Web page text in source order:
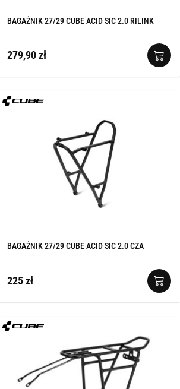
BAGAŻNIK 27/29 CUBE ACID SIC 2.0 RILINK
279,90 zł
BAGAŻNIK 27/29 CUBE ACID SIC 2.0 CZA
225 zł